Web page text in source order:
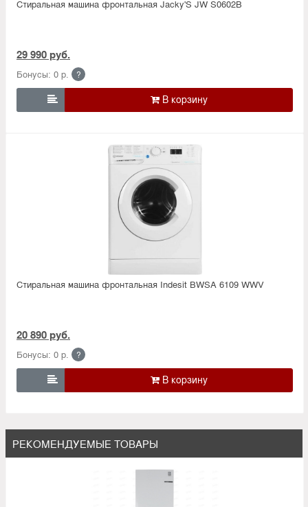
Стиральная машина фронтальная Jacky'S JW S0602B
29 990 руб.
Бонусы: 0 р. ?

Стиральная машина фронтальная Indesit BWSA 6109 WWV
20 890 руб.
Бонусы: 0 р. ?

РЕКОМЕНДУЕМЫЕ ТОВАРЫ